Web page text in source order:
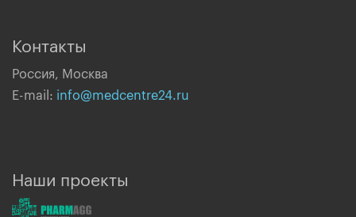
Контакты
Россия, Москва
E-mail: info@medcentre24.ru
Наши проекты